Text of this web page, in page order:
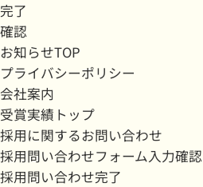
完了
確認
お知らせTOP
プライバシーポリシー
会社案内
受賞実績トップ
採用に関するお問い合わせ
採用問い合わせフォーム入力確認
採用問い合わせ完了